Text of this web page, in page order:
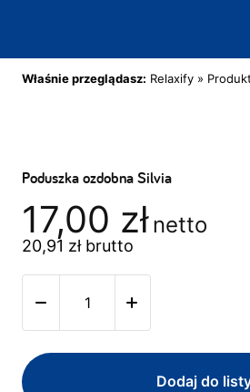
Właśnie przeglądasz: Relaxify »
Poduszka ozdobna Silvia
17,00 zł netto
20,91 złbrutto
Dodaj do